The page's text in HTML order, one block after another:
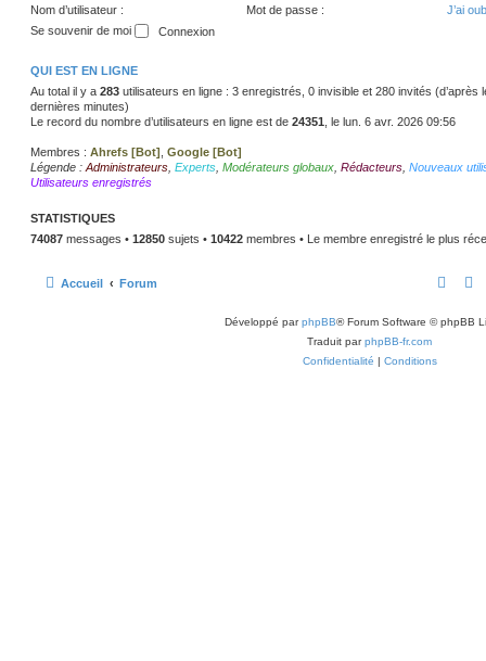
e
r
e
r
m
e
s
s
g
e
Nom d’utilisateur :
Mot de passe :
J’ai
Se souvenir de moi
QUI EST EN LIGNE
Au total il y a 283 utilisateurs en ligne : 3 enregistrés, 0 invisible et 280 invités (d’après
dernières minutes)
Le record du nombre d’utilisateurs en ligne est de 24351 , le lun. 6 avr. 2026 09:56
Membres : Ahrefs [Bot] Google [Bot]
Légende : Administrateurs Experts Modérateurs globaux Rédacteurs Nouveaux
Utilisateurs enregistrés
STATISTIQUES
74087 messages • 12850 sujets • 10422 membres • Le membre enregistré le plus
Accueil Forum
Développé parphpBB® Forum Software © phpBB
Traduit parphpBB-fr.com
Confidentialité
Conditions